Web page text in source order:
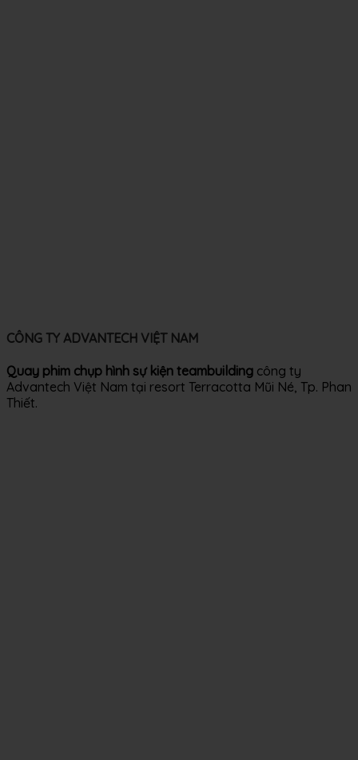
CÔNG TY ADVANTECH VIỆT NAM
Quay phim chụp hình sự kiện teambuilding công ty
Advantech Việt Nam tại resort Terracotta Mũi Né, Tp. Phan
Thiết.